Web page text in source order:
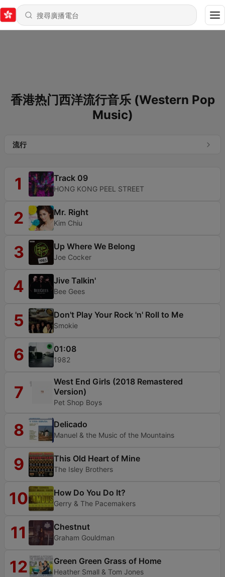
香港热门西洋流行音乐 (Western Pop
Music)
流行
1 Track 09
HONG KONG PEEL STREET
2 Mr. Right
Kim Chiu
3 Up Where We Belong
Joe Cocker
4 Jive Talkin'
Bee Gees
5 Don't Play Your Rock 'n' Roll to Me
Smokie
6 01:08
1982
7
West End Girls (2018 Remastered
Version)
Pet Shop Boys
8 Delicado
Manuel & the Music of the Mountains
9 This Old Heart of Mine
The Isley Brothers
10 How Do You Do It?
Gerry & The Pacemakers
11 Chestnut
Graham Gouldman
12 Green Green Grass of Home
Heather Small & Tom Jones